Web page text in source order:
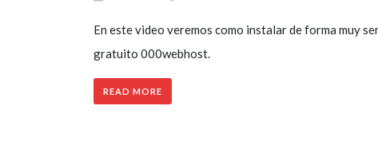
En este video veremos como instalar de forma muy
gratuito 000webhost.
READ MORE